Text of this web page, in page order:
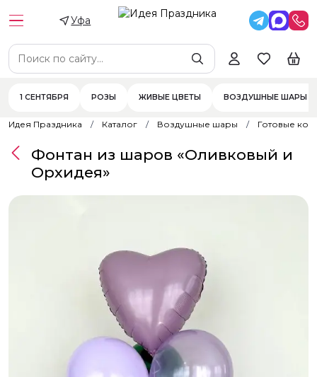
Уфа
1 СЕНТЯБРЯ РОЗЫ ЖИВЫЕ ЦВЕТЫ ВОЗДУШНЫЕ ШАРЫ
Идея Праздника Каталог Воздушные шары Готовые
Фонтан из шаров «Оливковый и
Орхидея»